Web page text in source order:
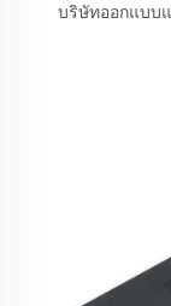
บริษัทออกแบบ